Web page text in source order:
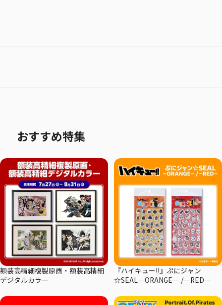
おすすめ特集
額装高精細複製原画・額装高精細
デジタルカラー
『ハイキュー!!』ぷにジャン
☆SEAL－ORANGE－ /－RED－